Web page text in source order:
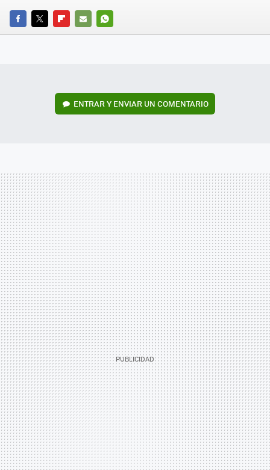
FACEBOOK
TWITTERFLIPBOARD
E-
WHATSAPP
ENTRAR Y ENVIAR UN COMENTARIO